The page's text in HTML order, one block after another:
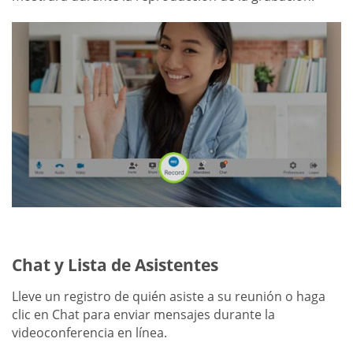
Chat y Lista de Asistentes
Lleve un registro de quién asiste a su reunión o haga
clic en Chat para enviar mensajes durante la
videoconferencia en línea.